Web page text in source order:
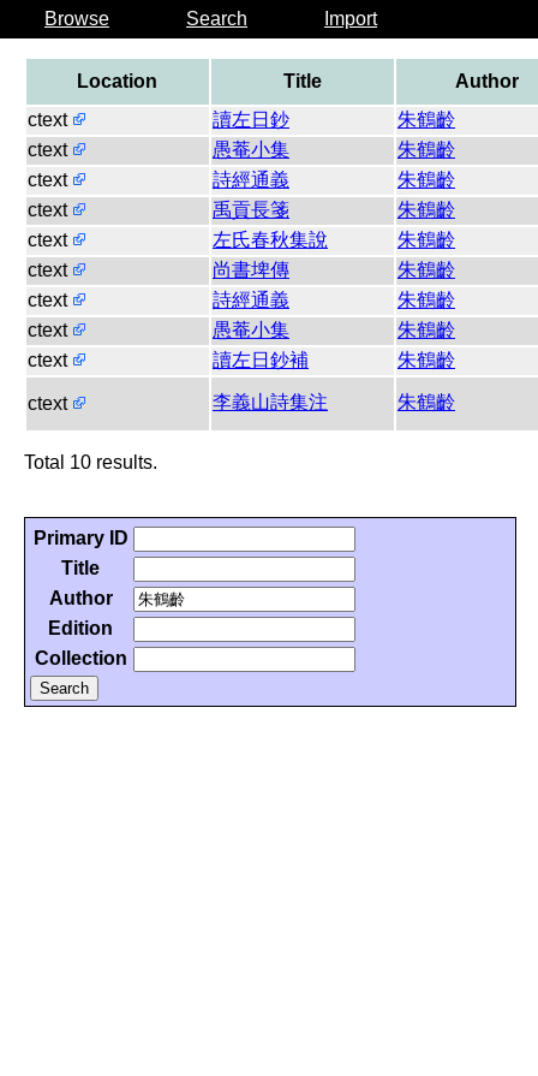
Browse Search Import
Location Title
Author
ctext
讀左日鈔
朱鶴齡
ctext
愚菴小集
朱鶴齡
ctext
詩經通義
朱鶴齡
ctext
禹貢長箋
朱鶴齡
ctext
左氏春秋集說
朱鶴齡
ctext
尚書埤傳
朱鶴齡
ctext
詩經通義
朱鶴齡
ctext
愚菴小集
朱鶴齡
ctext
讀左日鈔補 朱鶴齡
ctext 李義山詩集注 朱鶴齡
Total 10 results.
Primary ID
Title
Author
Edition
Collection